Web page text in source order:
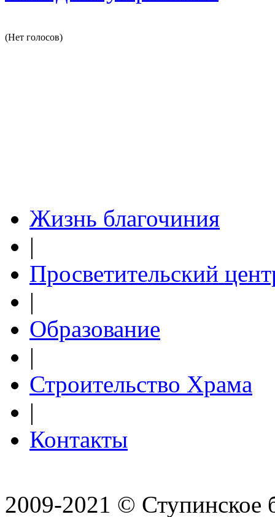
(Нет голосов)
Жизнь благочиния
|
Просветительский
|
Образование
|
Строительство Храма
|
Контакты
2009-2021 © Ступинское